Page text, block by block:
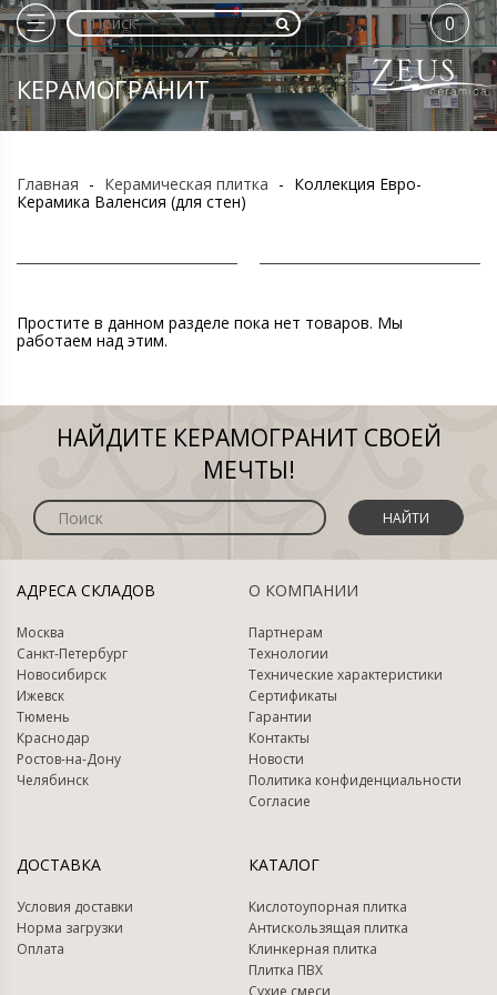
КЕРАМОГРАНИТ
0
Главная - Керамическая плитка - Коллекция Евро-
Керамика Валенсия (для стен)
Простите в данном разделе пока нет товаров. Мы
работаем над этим.
НАЙДИТЕ КЕРАМОГРАНИТ СВОЕЙ
МЕЧТЫ!
НАЙТИ
АДРЕСА СКЛАДОВ
Москва
Санкт-Петербург
Новосибирск
Ижевск
Тюмень
Краснодар
Ростов-на-Дону
Челябинск
О КОМПАНИИ
Партнерам
Технологии
Технические характеристики
Сертификаты
Гарантии
Контакты
Новости
Политика конфиденциальности
Согласие
ДОСТАВКА
Условия доставки
Норма загрузки
Оплата
КАТАЛОГ
Кислотоупорная плитка
Антискользящая плитка
Клинкерная плитка
Плитка ПВХ
Сухие смеси